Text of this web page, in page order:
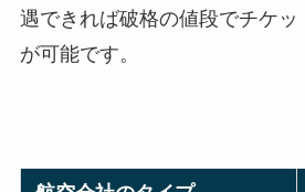
遇できれば破格の値段でチケッ
が可能です。